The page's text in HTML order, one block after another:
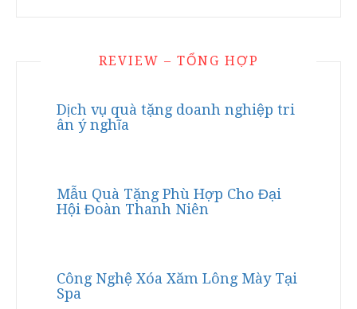
REVIEW – TỔNG HỢP
Dịch vụ quà tặng doanh nghiệp tri
ân ý nghĩa
Mẫu Quà Tặng Phù Hợp Cho Đại
Hội Đoàn Thanh Niên
Công Nghệ Xóa Xăm Lông Mày Tại
Spa